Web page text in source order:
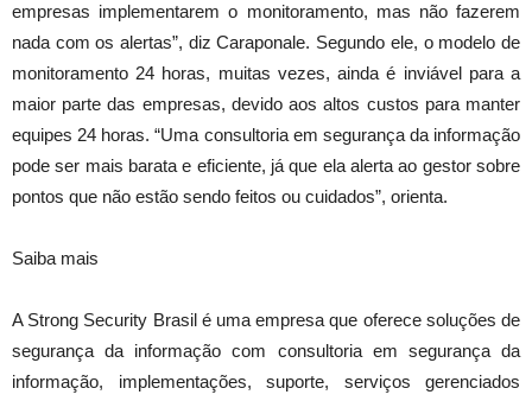
empresas implementarem o monitoramento, mas não fazerem
nada com os alertas”, diz Caraponale. Segundo ele, o modelo de
monitoramento 24 horas, muitas vezes, ainda é inviável para a
maior parte das empresas, devido aos altos custos para manter
equipes 24 horas. “Uma consultoria em segurança da informação
pode ser mais barata e eficiente, já que ela alerta ao gestor sobre
pontos que não estão sendo feitos ou cuidados”, orienta.
Saiba mais
A Strong Security Brasil é uma empresa que oferece soluções de
segurança da informação com consultoria em segurança da
informação, implementações, suporte, serviços gerenciados